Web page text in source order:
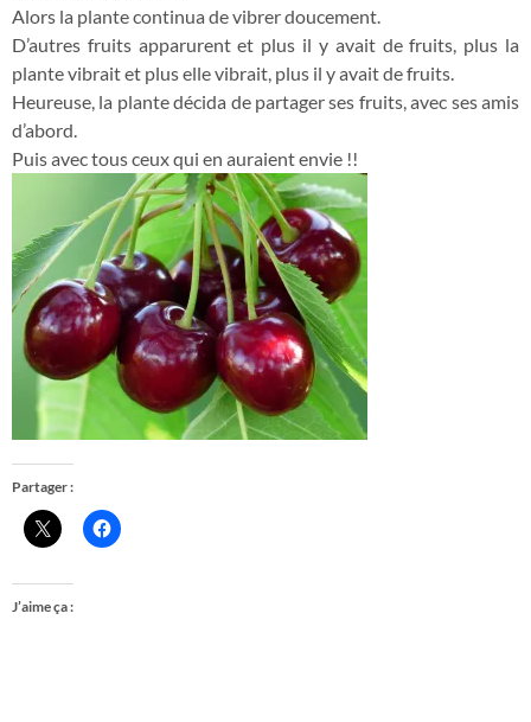
Alors la plante continua de vibrer doucement.
D’autres fruits apparurent et plus il y avait de fruits, plus la
plante vibrait et plus elle vibrait, plus il y avait de fruits.
Heureuse, la plante décida de partager ses fruits, avec ses amis
d’abord.
Puis avec tous ceux qui en auraient envie !!
Partager :
J’aime ça :